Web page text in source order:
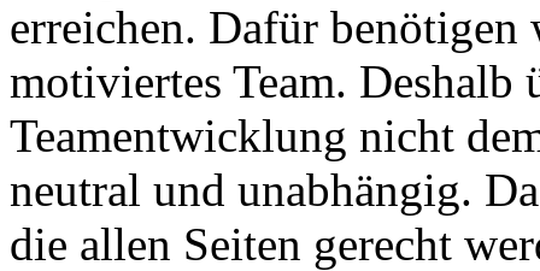
erreichen. Dafür
motiviertes Team. Deshalb
Teamentwicklung nicht
neutral und unabhängig.
die allen Seiten gerecht